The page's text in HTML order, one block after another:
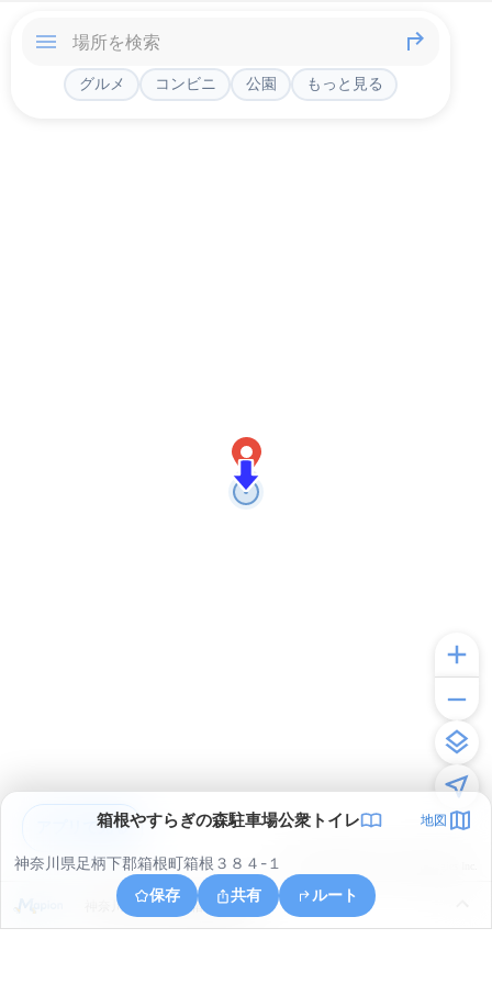
グルメ コンビニ 公園 もっと見る
箱根やすらぎの森駐車場公衆トイレ 地図
神奈川県足柄下郡箱根町箱根３８４-１
保存
共有 ルート
神奈川県足柄下郡箱根町箱根
アプリで見る